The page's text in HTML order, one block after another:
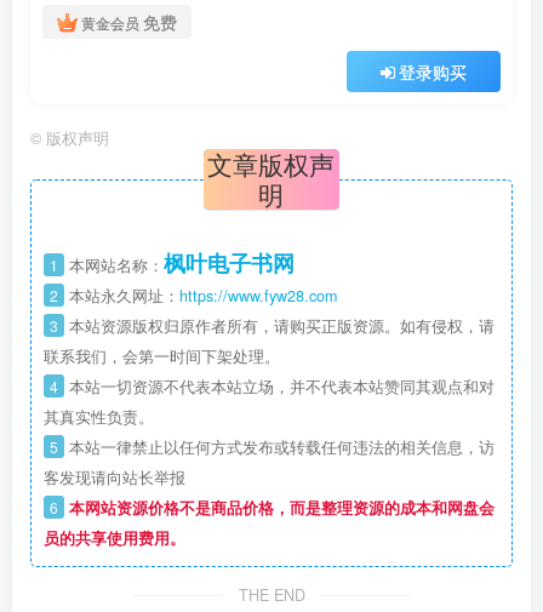
黄金会员 免费
登录购买
© 版权声明
文章版权声
明
1 本网站名称： 枫叶电子书网
2 本站永久网址： https://www.fyw28.com
3 本站资源版权归原作者所有，请购买正版资源。如有侵权，请
联系我们，会第一时间下架处理。
4 本站一切资源不代表本站立场，并不代表本站赞同其观点和对
其真实性负责。
5 本站一律禁止以任何方式发布或转载任何违法的相关信息，访
客发现请向站长举报
6 本网站资源价格不是商品价格，而是整理资源的成本和网盘会
员的共享使用费用。
THE END